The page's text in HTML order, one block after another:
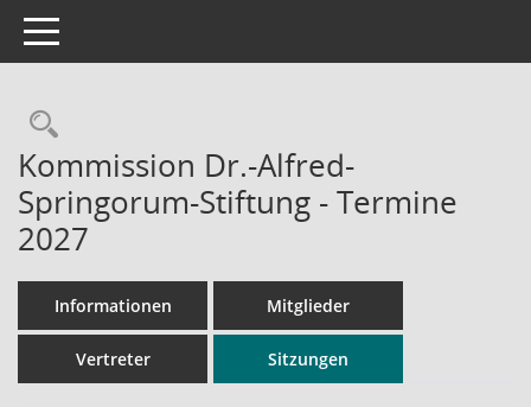
Toggle navigation
Rechercheauswahl
Kommission Dr.-Alfred-
Springorum-Stiftung - Termine
2027
Informationen Mitglieder
Vertreter Sitzungen